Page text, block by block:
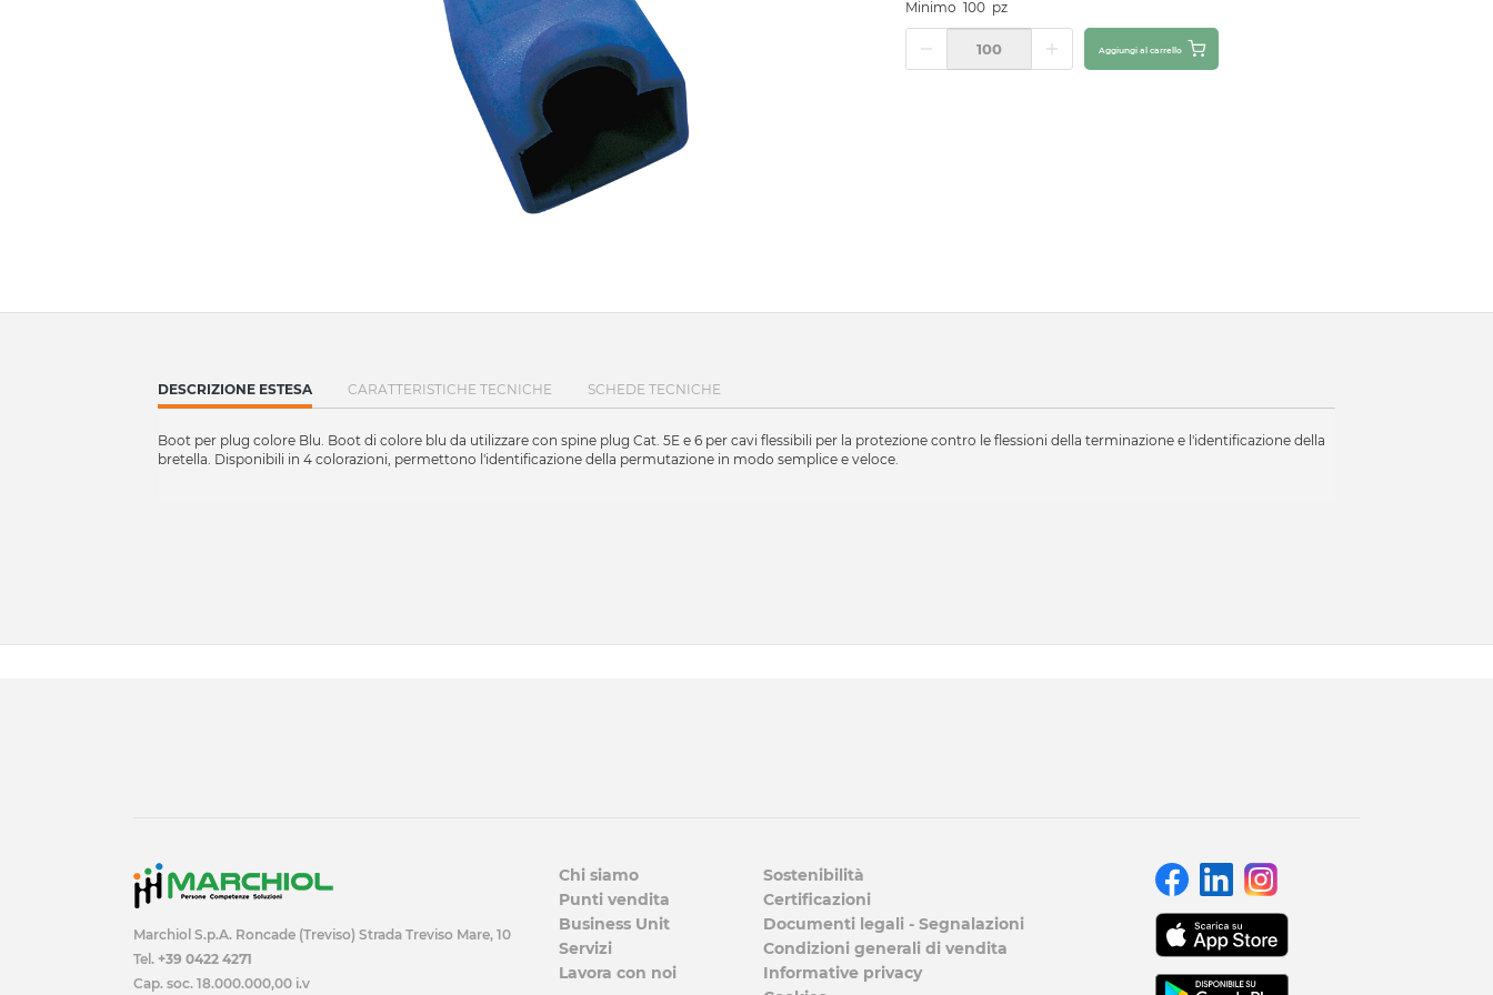
Minimo 100 pz
Aggiungi al carrello
CURRENT
TAB:
DESCRIZIONE ESTESA CARATTERISTICHE TECNICHE SCHEDE TECNICHE
Boot per plug colore Blu. Boot di colore blu da utilizzare con spine plug Cat. 5E e 6 per cavi flessibili per la protezione contro le flessioni della terminazione e l'identificazione della
bretella. Disponibili in 4 colorazioni, permettono l'identificazione della permutazione in modo semplice e veloce.
Marchiol S.p.A. Roncade (Treviso) Strada Treviso Mare, 10
Tel. +39 0422 4271
Cap. soc. 18.000.000,00 i.v
Chi siamo
Punti vendita
Business Unit
Servizi
Lavora con noi
Sostenibilità
Certificazioni
Documenti legali - Segnalazioni
Condizioni generali di vendita
Informative privacy